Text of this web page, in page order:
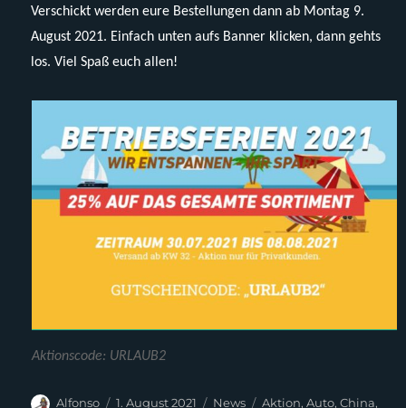
Verschickt werden eure Bestellungen dann ab Montag 9.
August 2021. Einfach unten aufs Banner klicken, dann gehts
los. Viel Spaß euch allen!
Aktionscode: URLAUB2
Autor
Alfonso
Veröffentlicht
1. August 2021 Kategorien
News Schlagwörter
Aktion,Auto,China,